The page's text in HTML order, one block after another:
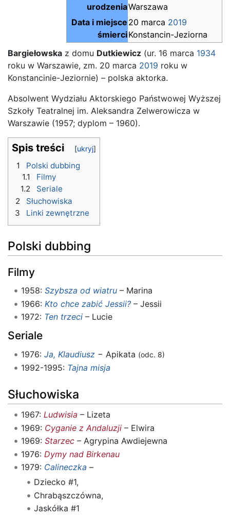
urodzeniaWarszawa
Data i miejsce
śmierci
20 marca 2019
Konstancin-Jeziorna
Bargiełowska z domu Dutkiewicz (ur. 16 marca 1934
roku w Warszawie, zm. 20 marca 2019 roku w
Konstancinie-Jeziornie) – polska aktorka.
Absolwent Wydziału Aktorskiego Państwowej Wyższej
Szkoły Teatralnej im. Aleksandra Zelwerowicza w
Warszawie (1957; dyplom – 1960).
Spis treści
1
Polski dubbing
1.1
Filmy
1.2
Seriale
2
Słuchowiska
3
Linki zewnętrzne
Polski dubbing
Filmy
1958: Szybsza od wiatru– Marina
1966: Kto chce zabić Jessii?– Jessii
1972: Ten trzeci– Lucie
Seriale
1976: Ja, Klaudiusz− Apikata (odc. 8)
1992-1995: Tajna misja
Słuchowiska
1967: Ludwisia – Lizeta
1969: Cyganie z Andaluzji– Elwira
1969: Starzec– Agrypina Awdiejewna
1976: Dymy nad Birkenau
1979: Calineczka –
Dziecko #1,
Chrabąszczówna,
Jaskółka #1